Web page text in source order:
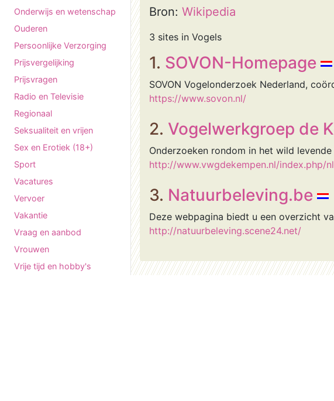
Onderwijs en wetenschap
Ouderen
Persoonlijke Verzorging
Prijsvergelijking
Prijsvragen
Radio en Televisie
Regionaal
Seksualiteit en vrijen
Sex en Erotiek (18+)
Sport
Vacatures
Vervoer
Vakantie
Vraag en aanbod
Vrouwen
Vrije tijd en hobby's
Bron: Wikipedia
3 sites in Vogels
1. SOVON-Homepage
SOVON Vogelonderzoek Nederland,
https://www.sovon.nl/
2. Vogelwerkgroep de
Onderzoeken rondom in het wild levende
http://www.vwgdekempen.nl/index.php/
3. Natuurbeleving.be
Deze webpagina biedt u een overzicht
http://natuurbeleving.scene24.net/